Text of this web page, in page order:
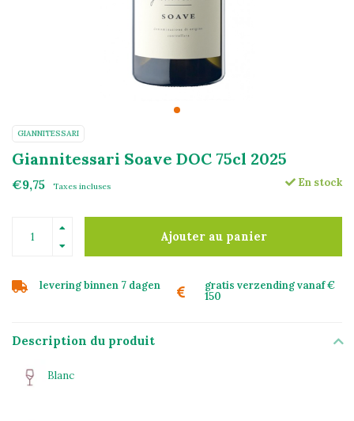
GIANNITESSARI
Giannitessari Soave DOC 75cl 2025
€9,75 Taxes incluses En stock
Ajouter au panier
levering binnen 7 dagen
gratis verzending vanaf €
150
Description du produit
Blanc